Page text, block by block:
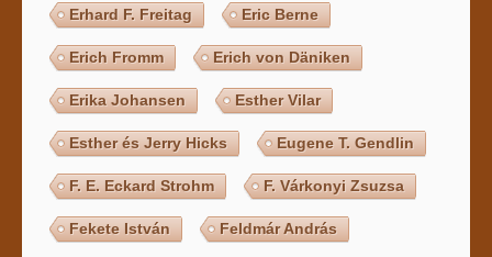
Erhard F. Freitag Eric Berne
Erich Fromm Erich von Däniken
Erika Johansen Esther Vilar
Esther és Jerry Hicks Eugene T. Gendlin
F. E. Eckard Strohm F. Várkonyi Zsuzsa
Fekete István Feldmár András